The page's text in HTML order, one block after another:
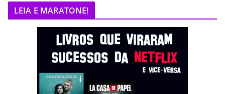
LEIA E MARATONE!